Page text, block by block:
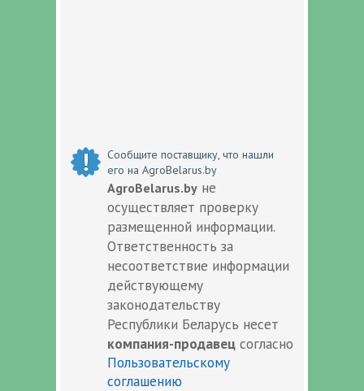
Сообщите поставщику, что нашли
его на AgroBelarus.by
AgroBelarus.by не
осуществляет проверку
размещенной информации.
Ответственность за
несоответствие информации
действующему
законодательству
Республики Беларусь несет
компания-продавец согласно
Пользовательскому
соглашению